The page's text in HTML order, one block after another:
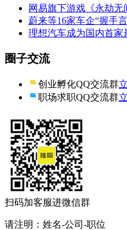
网易旗下游戏《永劫
蔚来等16家车企“握手
理想汽车成为国内首家
圈子交流
创业孵化QQ交流群
职场求职QQ交流群
扫码加客服进微信群
请注明：姓名-公司-职位